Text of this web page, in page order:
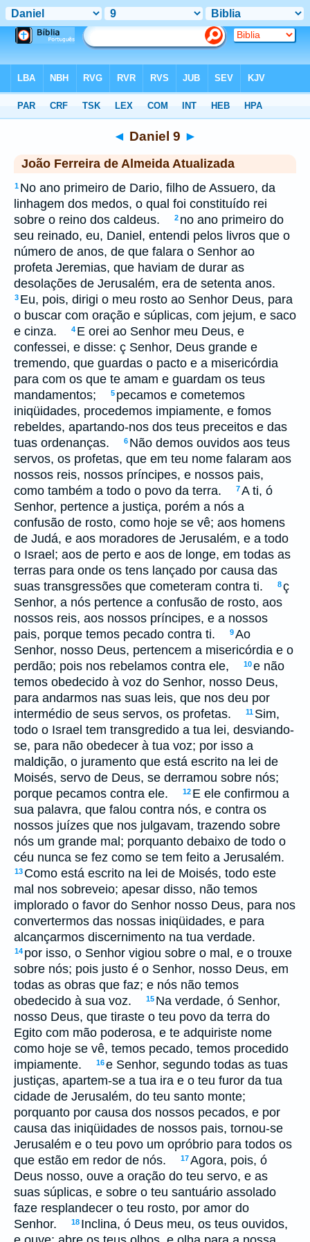
◄ Daniel 9 ►
João Ferreira de Almeida Atualizada
1 No ano primeiro de Dario, filho de Assuero, da
linhagem dos medos, o qual foi constituído rei
sobre o reino dos caldeus.
2 no ano primeiro do
seu reinado, eu, Daniel, entendi pelos livros que o
número de anos, de que falara o Senhor ao
profeta Jeremias, que haviam de durar as
desolações de Jerusalém, era de setenta anos.
3 Eu, pois, dirigi o meu rosto ao Senhor Deus, para
o buscar com oração e súplicas, com jejum, e saco
e cinza.
4 E orei ao Senhor meu Deus, e
confessei, e disse: ç Senhor, Deus grande e
tremendo, que guardas o pacto e a misericórdia
para com os que te amam e guardam os teus
mandamentos;
5 pecamos e cometemos
iniqüidades, procedemos impiamente, e fomos
rebeldes, apartando-nos dos teus preceitos e das
tuas ordenanças.
6 Não demos ouvidos aos teus
servos, os profetas, que em teu nome falaram aos
nossos reis, nossos príncipes, e nossos pais,
como também a todo o povo da terra.
7A ti, ó
Senhor, pertence a justiça, porém a nós a
confusão de rosto, como hoje se vê; aos homens
de Judá, e aos moradores de Jerusalém, e a todo
o Israel; aos de perto e aos de longe, em todas as
terras para onde os tens lançado por causa das
suas transgressões que cometeram contra ti.
8ç
Senhor, a nós pertence a confusão de rosto, aos
nossos reis, aos nossos príncipes, e a nossos
pais, porque temos pecado contra ti.
9Ao
Senhor, nosso Deus, pertencem a misericórdia e o
perdão; pois nos rebelamos contra ele,
10e não
temos obedecido à voz do Senhor, nosso Deus,
para andarmos nas suas leis, que nos deu por
intermédio de seus servos, os profetas.
11 Sim,
todo o Israel tem transgredido a tua lei, desviando-
se, para não obedecer à tua voz; por isso a
maldição, o juramento que está escrito na lei de
Moisés, servo de Deus, se derramou sobre nós;
porque pecamos contra ele.
12 E ele confirmou a
sua palavra, que falou contra nós, e contra os
nossos juízes que nos julgavam, trazendo sobre
nós um grande mal; porquanto debaixo de todo o
céu nunca se fez como se tem feito a Jerusalém.
13 Como está escrito na lei de Moisés, todo este
mal nos sobreveio; apesar disso, não temos
implorado o favor do Senhor nosso Deus, para nos
convertermos das nossas iniqüidades, e para
alcançarmos discernimento na tua verdade.
14 por isso, o Senhor vigiou sobre o mal, e o trouxe
sobre nós; pois justo é o Senhor, nosso Deus, em
todas as obras que faz; e nós não temos
obedecido à sua voz.
15 Na verdade, ó Senhor,
nosso Deus, que tiraste o teu povo da terra do
Egito com mão poderosa, e te adquiriste nome
como hoje se vê, temos pecado, temos procedido
impiamente.
16e Senhor, segundo todas as tuas
justiças, apartem-se a tua ira e o teu furor da tua
cidade de Jerusalém, do teu santo monte;
porquanto por causa dos nossos pecados, e por
causa das iniqüidades de nossos pais, tornou-se
Jerusalém e o teu povo um opróbrio para todos os
que estão em redor de nós.
17Agora, pois, ó
Deus nosso, ouve a oração do teu servo, e as
suas súplicas, e sobre o teu santuário assolado
faze resplandecer o teu rosto, por amor do
Senhor.
18 Inclina, ó Deus meu, os teus ouvidos,